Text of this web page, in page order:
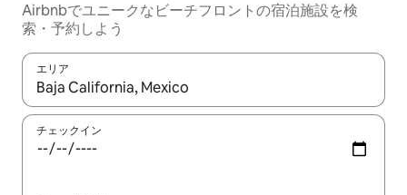
Airbnbでユニークなビーチフロントの宿泊施設を検
索・予約しよう
エリア
検索結果が表示されたら、上下の矢印キーを使って移動するか
チェックイン